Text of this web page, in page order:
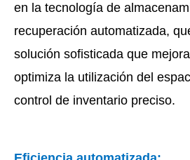
en la tecnología de
recuperación automatizada,
solución sofisticada que
optimiza la utilización del
control de inventario preciso.